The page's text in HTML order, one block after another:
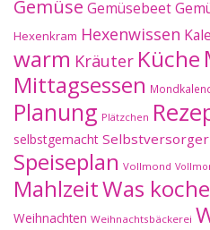
Gemüse Gemüsebeet
Hexenkram Hexenwissen
warm Kräuter Küche
Mittagsessen
Planung Plätzchen
selbstgemacht Selbstversorger
Speiseplan Vollmond
MahlzeitWas
Weihnachten Weihnachtsbäckerei